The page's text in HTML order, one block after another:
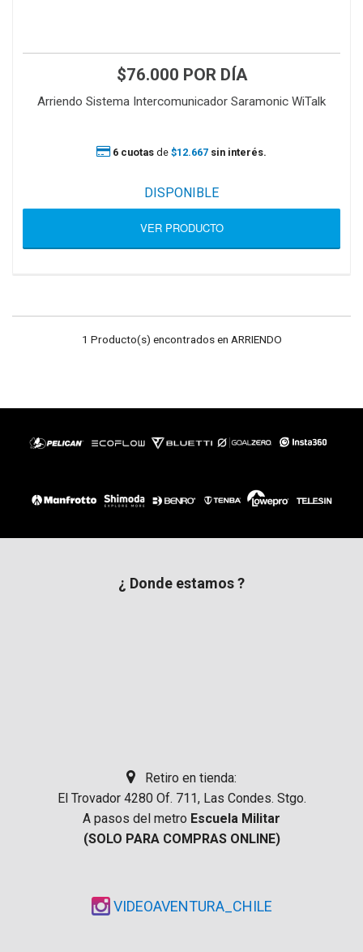
$76.000 POR DÍA
Arriendo Sistema Intercomunicador Saramonic WiTalk
6 cuotas de $12.667 sin interés.
DISPONIBLE
VER PRODUCTO
1 Producto(s) encontrados en ARRIENDO
¿ Donde estamos ?
Retiro en tienda:
El Trovador 4280 Of. 711, Las Condes. Stgo.
A pasos del metro Escuela Militar
(SOLO PARA COMPRAS ONLINE)
VIDEOAVENTURA_CHILE